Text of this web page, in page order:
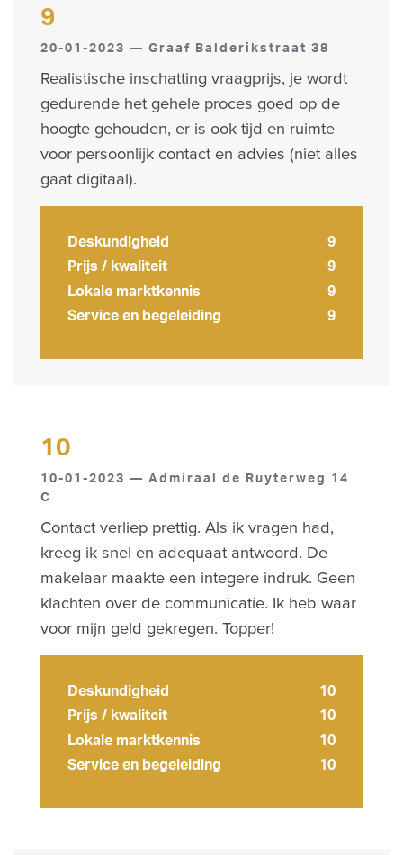
9
20-01-2023 — Graaf Balderikstraat 38
Realistische inschatting vraagprijs, je wordt
gedurende het gehele proces goed op de
hoogte gehouden, er is ook tijd en ruimte
voor persoonlijk contact en advies (niet alles
gaat digitaal).
Deskundigheid
9
Prijs / kwaliteit
9
Lokale marktkennis
9
Service en begeleiding
9
10
10-01-2023 — Admiraal de Ruyterweg 14
C
Contact verliep prettig. Als ik vragen had,
kreeg ik snel en adequaat antwoord. De
makelaar maakte een integere indruk. Geen
klachten over de communicatie. Ik heb waar
voor mijn geld gekregen. Topper!
Deskundigheid
10
Prijs / kwaliteit
10
Lokale marktkennis
10
Service en begeleiding
10